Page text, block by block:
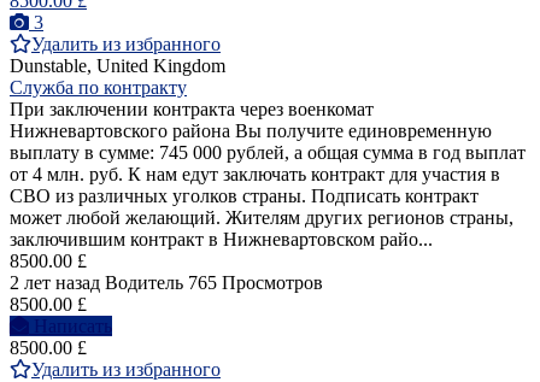
3
Удалить из избранного
Dunstable, United Kingdom
Служба по контракту
При заключении контракта через военкомат
Нижневартовского района Вы получите единовременную
выплату в сумме: 745 000 рублей, а общая сумма в год выплат
от 4 млн. руб. К нам едут заключать контракт для участия в
СВО из различных уголков страны. Подписать контракт
может любой желающий. Жителям других регионов страны,
заключившим контракт в Нижневартовском райо...
8500.00 £
2 лет назад Водитель 765 Просмотров
8500.00 £
Написать
8500.00 £
Удалить из избранного